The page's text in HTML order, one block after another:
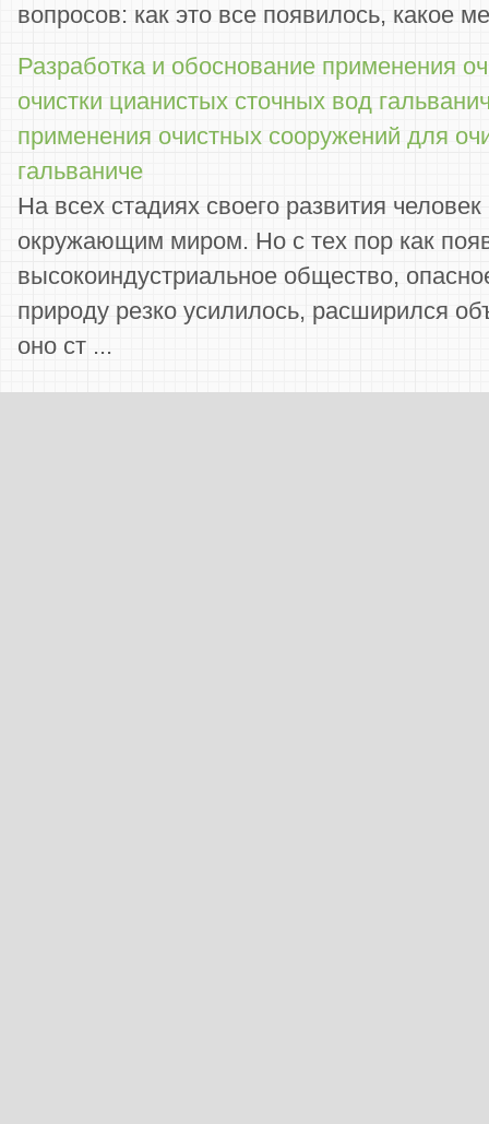
вопросов: как это все появилось, какое
Разработка и обоснование применения
очистки цианистых сточных вод
применения очистных сооружений для
гальваниче
На всех стадиях своего развития
окружающим миром. Но с тех пор как
высокоиндустриальное общество,
природу резко усилилось, расширился
оно ст ...